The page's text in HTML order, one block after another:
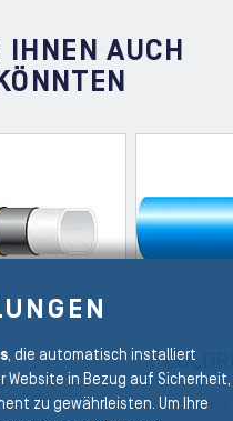
AUCH
Vielzweck
, die automatisch installiert
in Bezug auf Sicherheit,
zu gewährleisten. Um Ihre